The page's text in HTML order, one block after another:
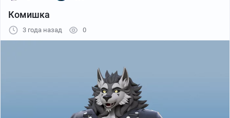
Комишка
3 года назад 0